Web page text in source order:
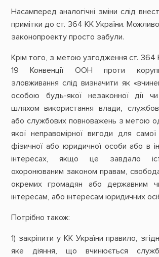
Насамперед аналогічні зміни слід
примітки до ст. 364 КК України.
законопроекту просто забули.
Крім того, з метою узгодження ст. 364
19 Конвенції ООН проти
зловживання слід визначити як
особою будь-якої незаконної дії чи
шляхом використання влади,
або службових повноважень з метою
якої неправомірної вигоди для
фізичної або юридичної особи або в
інтересах, якщо це завдало
охоронюваним законом правам,
окремих громадян або державним
інтересам, або інтересам юридичних
Потрібно також:
1) закріпити у КК України правило,
яке діяння, що вчинюється